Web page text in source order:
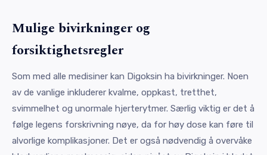
Mulige bivirkninger og
forsiktighetsregler
Som med alle medisiner kan Digoksin ha bivirkninger. Noen
av de vanlige inkluderer kvalme, oppkast, tretthet,
svimmelhet og unormale hjerterytmer. Særlig viktig er det å
følge legens forskrivning nøye, da for høy dose kan føre til
alvorlige komplikasjoner. Det er også nødvendig å overvåke